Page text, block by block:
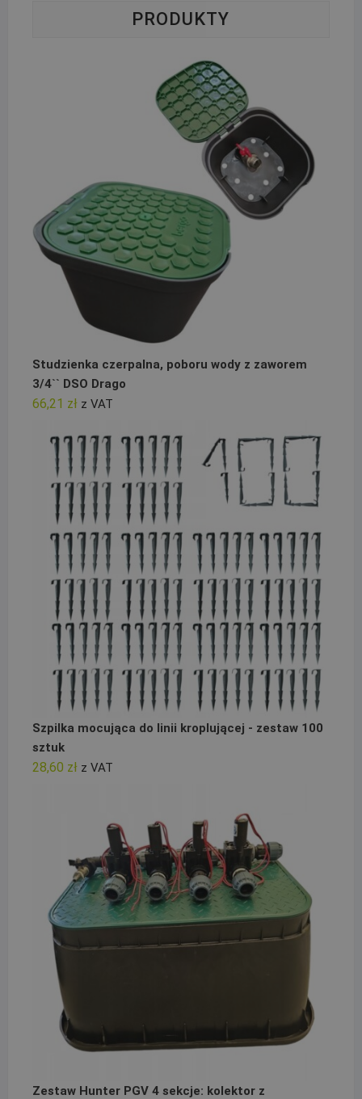
PRODUKTY
Studzienka czerpalna, poboru wody z zaworem
3/4`` DSO Drago
66,21 zł z VAT
Szpilka mocująca do linii kroplującej - zestaw 100
sztuk
28,60 zł z VAT
Zestaw Hunter PGV 4 sekcje: kolektor z